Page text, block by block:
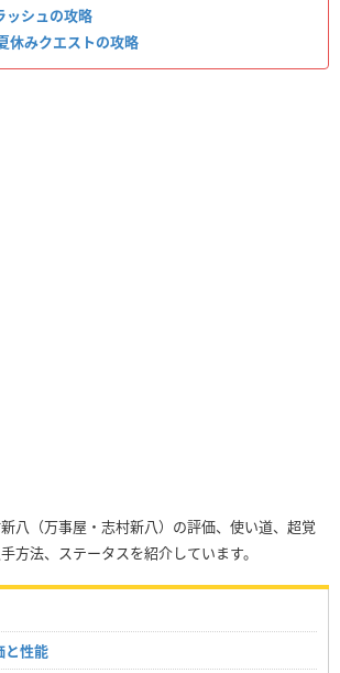
ッシュの攻略
休みクエストの攻略
八（万事屋・志村新八）の評価、使い道、超覚
方法、ステータスを紹介しています。
と性能